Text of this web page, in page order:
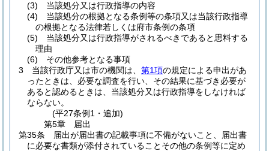
(3)
当該処分又は行政指導の内容
(4)
当該処分の根拠となる条例等の条項又は当該行政指導
の根拠となる法律若しくは府市条例の条項
(5)
当該処分又は行政指導がされるべきであると思料する
理由
(6)
その他参考となる事項
3
当該行政庁又は市の機関は、 第1項の規定による申出があ
ったときは、必要な調査を行い、その結果に基づき必要が
あると認めるときは、当該処分又は行政指導をしなければ
ならない。
(平27条例1・追加)
第5章
届出
第35条
届出が届出書の記載事項に不備がないこと、届出書
に必要な書類が添付されていることその他の条例等に定め